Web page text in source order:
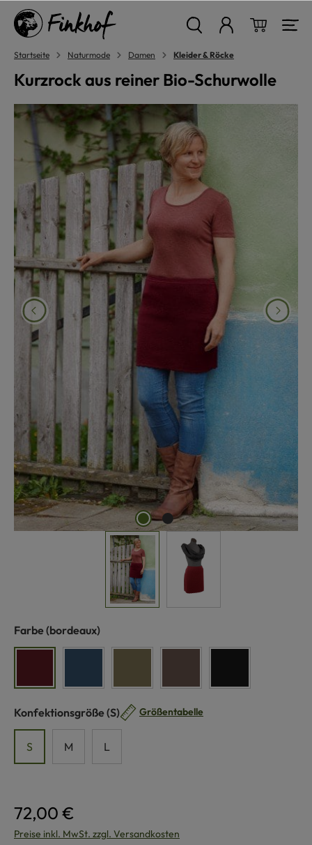
springen
Startseite Naturmode Damen Kleider & Röcke
Kurzrock aus reiner Bio-Schurwolle
Bildergalerie überspringen
Farbe auswählen
(bordeaux)
Konfektionsgröße auswählen
(S) Größentabelle
S M L
72,00 €
Preise inkl. MwSt. zzgl. Versandkosten